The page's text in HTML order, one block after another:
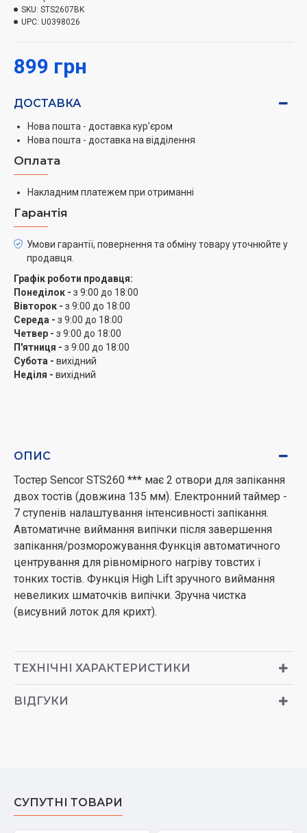
899 грн
SKU: STS2607BK
UPC: U0398026
ДОСТАВКА
Нова пошта - доставка кур'єром
Нова пошта - доставка на відділення
Оплата
Накладним платежем при отриманні
Гарантія
Умови гарантії, повернення та обміну товару уточнюйте у
продавця.
Графік роботи продавця:
Понеділок - з 9:00 до 18:00
Вівторок - з 9:00 до 18:00
Середа - з 9:00 до 18:00
Четвер - з 9:00 до 18:00
П'ятниця - з 9:00 до 18:00
Субота - вихідний
Неділя - вихідний
ОПИС
Тостер Sencor STS260 *** має 2 отвори для запікання
двох тостів (довжина 135 мм). Електронний таймер -
7 ступенів налаштування інтенсивності запікання.
Автоматичне виймання випічки після завершення
запікання/розморожування.Функція автоматичного
центрування для рівномірного нагріву товстих і
тонких тостів. Функція High Lift зручного виймання
невеликих шматочків випічки. Зручна чистка
(висувний лоток для крихт).
ТЕХНІЧНІ ХАРАКТЕРИСТИКИ
ВІДГУКИ
СУПУТНІ ТОВАРИ